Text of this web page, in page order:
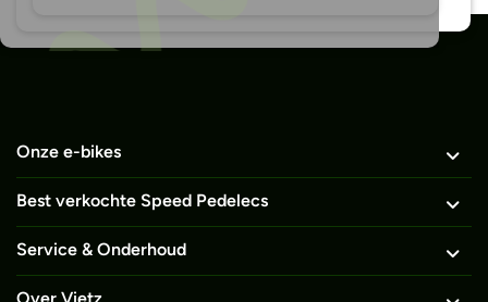
Onze e-bikes
Best verkochte Speed Pedelecs
Service & Onderhoud